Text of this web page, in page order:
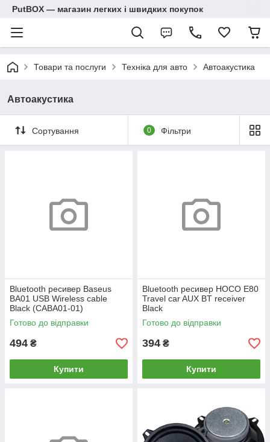
PutBOX — магазин легких і швидких покупок
Товари та послуги Техніка для авто Автоакустика
Автоакустика
Сортування 0 Фільтри
Bluetooth ресивер Baseus
BA01 USB Wireless cable
Black (CABA01-01)
Готово до відправки
494 ₴
Купити
Bluetooth ресивер HOCO E80
Travel car AUX BT receiver
Black
Готово до відправки
394 ₴
Купити